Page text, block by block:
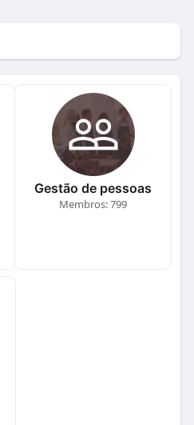
Gestão de pessoas
Membros: 799